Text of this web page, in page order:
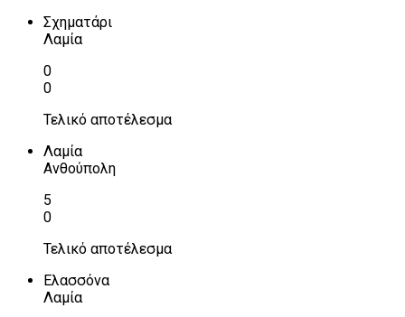
Σχηματάρι
Λαμία
0
0
Τελικό αποτέλεσμα
Λαμία
Ανθούπολη
5
0
Τελικό αποτέλεσμα
Ελασσόνα
Λαμία